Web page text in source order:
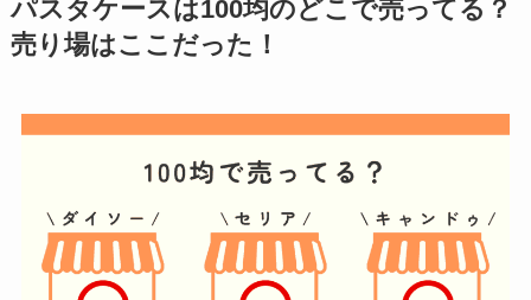
パスタケースは100均のどこで売ってる？
売り場はここだった！